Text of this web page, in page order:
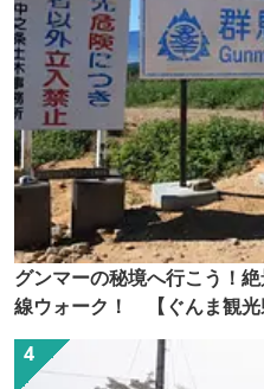
グンマーの秘境へ行こう！
線ウォーク！ 【ぐんま観光